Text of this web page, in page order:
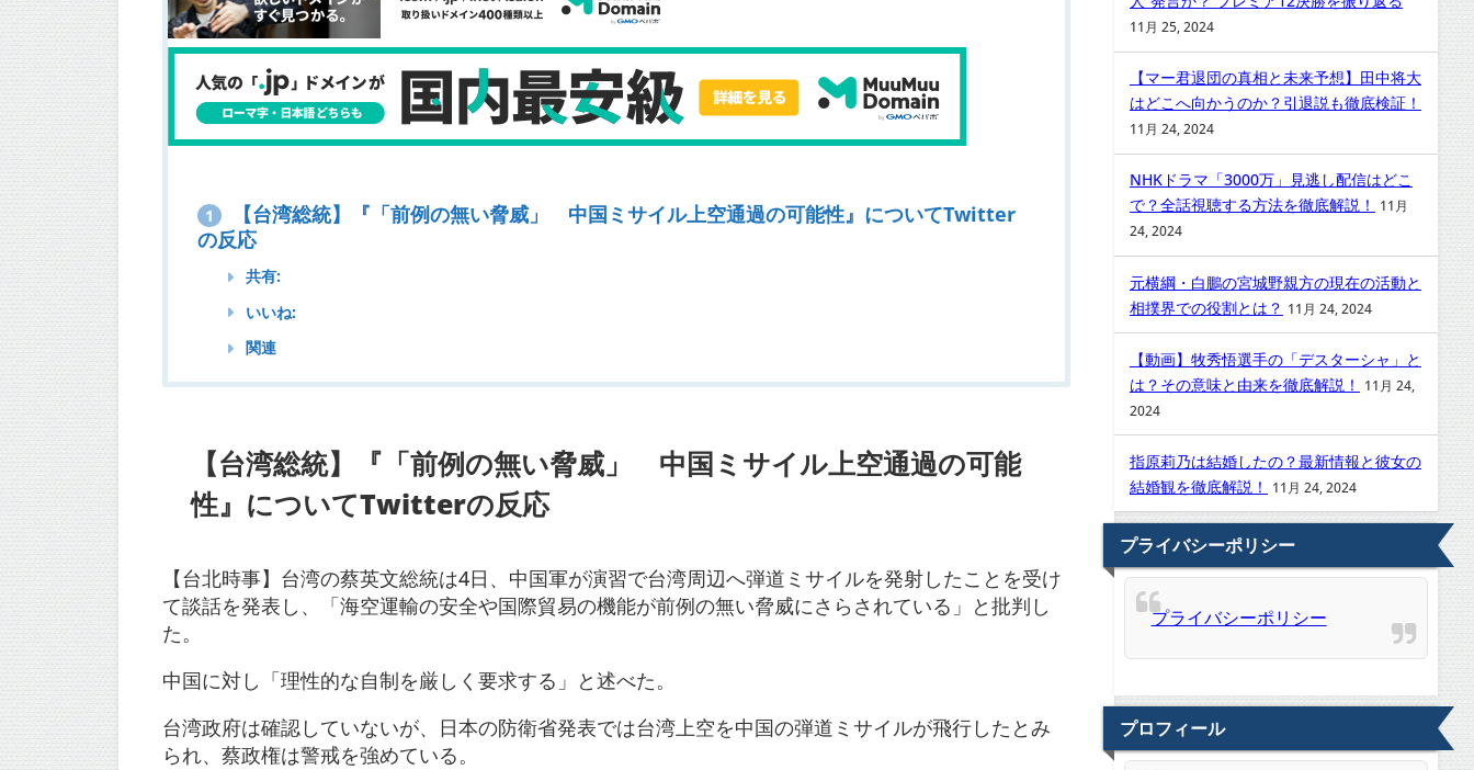
1
【台湾総統】『「前例の無い脅威」 中国ミサイル上空通過の可能性』についてTwitter
の反応
共有:
いいね:
関連
【台湾総統】『「前例の無い脅威」 中国ミサイル上空通過の可能
性』についてTwitterの反応
【台北時事】台湾の蔡英文総統は4日、中国軍が演習で台湾周辺へ弾道ミサイルを発射したことを受け
て談話を発表し、「海空運輸の安全や国際貿易の機能が前例の無い脅威にさらされている」と批判し
た。
中国に対し「理性的な自制を厳しく要求する」と述べた。
台湾政府は確認していないが、日本の防衛省発表では台湾上空を中国の弾道ミサイルが飛行したとみ
られ、蔡政権は警戒を強めている。
11月 25, 2024
【マー君退団の真相と未来予想】田中将大
はどこへ向かうのか？引退説も徹底検証！
11月 24, 2024
NHKドラマ「3000万」見逃し配信はどこ
で？全話視聴する方法を徹底解説！
11月
24, 2024
元横綱・白鵬の宮城野親方の現在の活動と
相撲界での役割とは？ 11月 24, 2024
【動画】牧秀悟選手の「デスターシャ」と
は？その意味と由来を徹底解説！
11月 24,
2024
指原莉乃は結婚したの？最新情報と彼女の
結婚観を徹底解説！
11月 24, 2024
プライバシーポリシー
プライバシーポリシー
プロフィール